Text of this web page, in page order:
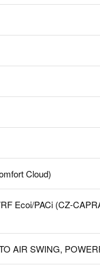
Cloud)
Ecoi/PACi (CZ-
AIR SWING,